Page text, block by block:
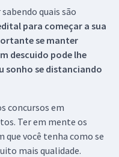
quais são
para começar a sua
se manter
descuido pode lhe
sonho se distanciando
concursos em
Ter em mente os
que você tenha como se
mais qualidade.